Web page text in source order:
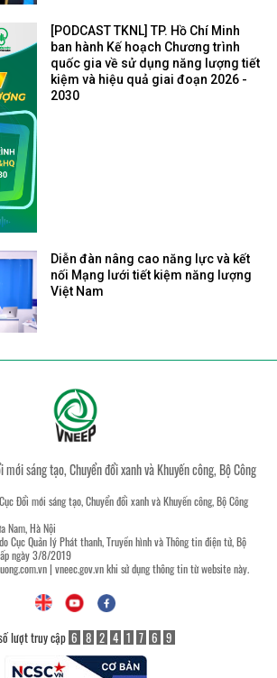
[PODCAST TKNL] TP. Hồ Chí Minh
ban hành Kế hoạch Chương trình
quốc gia về sử dụng năng lượng tiết
kiệm và hiệu quả giai đoạn 2026 -
2030
Diễn đàn nâng cao năng lực và kết
nối Mạng lưới tiết kiệm năng lượng
Việt Nam
sáng tạo, Chuyển đổi xanh và Khuyến công, Bộ Công
Đổi mới sáng tạo, Chuyển đổi xanh và Khuyến công, Bộ Công
Nam, Hà Nội
Cục Quản lý Phát thanh, Truyền hình và Thông tin điện tử, Bộ
ngày 3/8/2019
| vneec.gov.vnkhi sử dụng thông tin từ website này.
lượt truy cập 6 8 2 4 1 7 6 9